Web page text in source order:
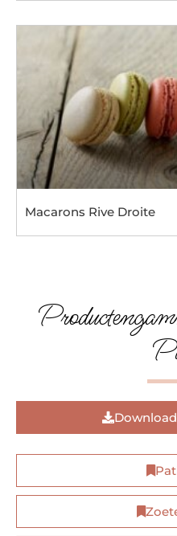
Macarons Rive Droite